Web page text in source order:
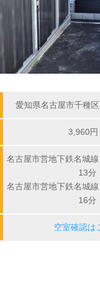
愛知県名古屋市千種
3,960円
名古屋市営地下鉄名城
13分
名古屋市営地下鉄名城
16分
空室確認は